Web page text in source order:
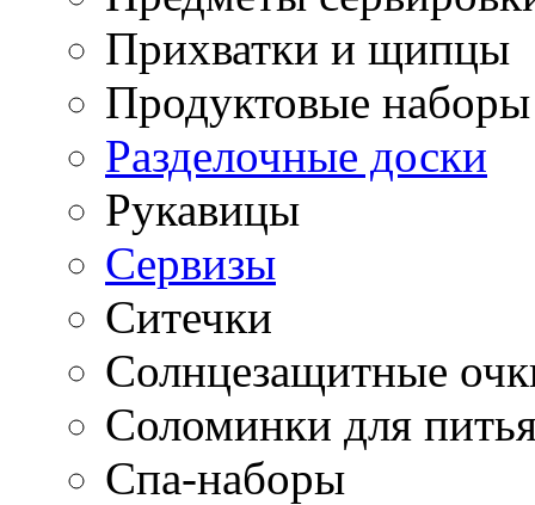
Прихватки и щипцы
Продуктовые наборы
Разделочные доски
Рукавицы
Сервизы
Ситечки
Солнцезащитные
Соломинки для
Спа-наборы